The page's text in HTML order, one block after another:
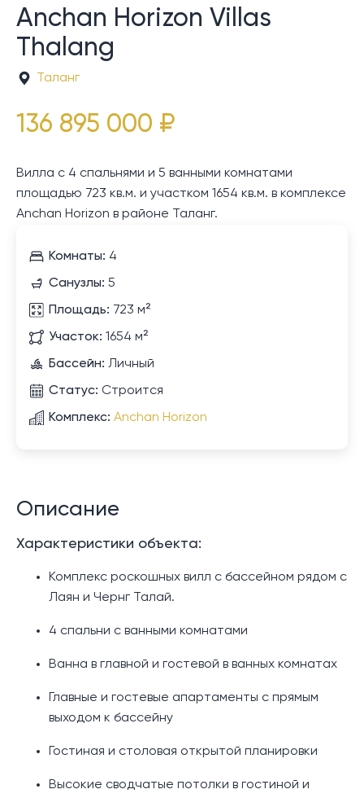
Anchan Horizon Villas
Thalang
Таланг
136 895 000 ₽
Вилла с 4 спальнями и 5 ванными комнатами
площадью 723 кв.м. и участком 1654 кв.м. в комплексе
Anchan Horizon в районе Таланг.
Комнаты: 4
Санузлы: 5
Площадь: 723 м²
Участок: 1654 м²
Бассейн: Личный
Статус: Строится
Комплекс: Anchan Horizon
Описание
Характеристики объекта:
Комплекс роскошных вилл с бассейном рядом с
Лаян и Чернг Талай.
4 спальни с ванными комнатами
Ванна в главной и гостевой в ванных комнатах
Главные и гостевые апартаменты с прямым
выходом к бассейну
Гостиная и столовая открытой планировки
Высокие сводчатые потолки в гостиной и